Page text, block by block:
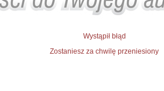
Wystąpił błąd
Zostaniesz za chwilę przeniesiony